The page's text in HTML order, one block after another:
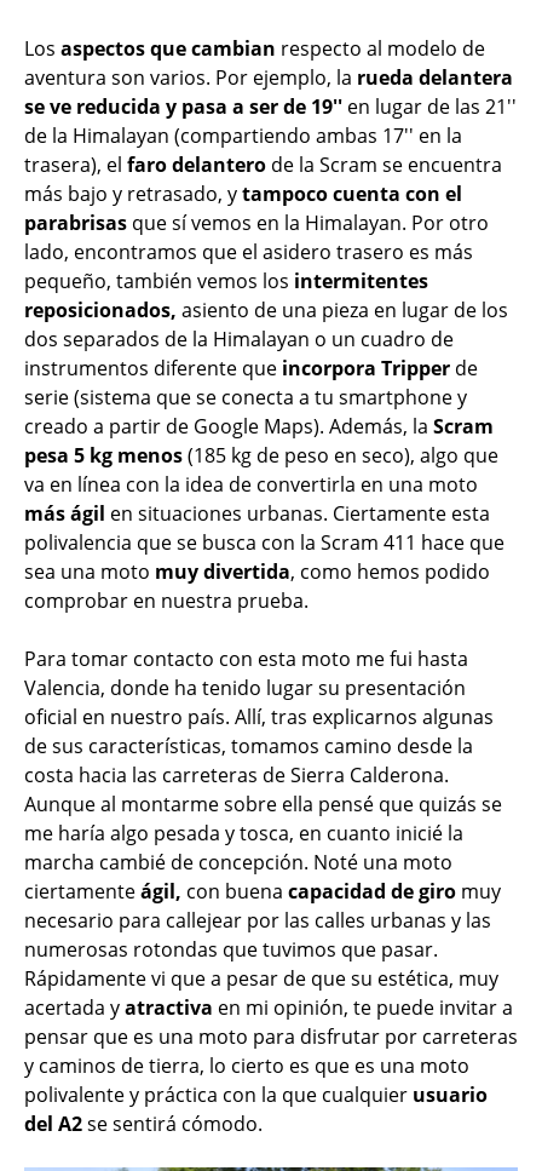
Los aspectos que cambian respecto al modelo de
aventura son varios. Por ejemplo, la rueda delantera
se ve reducida y pasa a ser de 19'' en lugar de las 21''
de la Himalayan (compartiendo ambas 17'' en la
trasera), el faro delantero de la Scram se encuentra
más bajo y retrasado, ytampoco cuenta con el
parabrisas que sí vemos en la Himalayan. Por otro
lado, encontramos que el asidero trasero es más
pequeño, también vemos los intermitentes
reposicionados, asiento de una pieza en lugar de los
dos separados de la Himalayan o un cuadro de
instrumentos diferente que incorpora Tripper de
serie (sistema que se conecta a tu smartphone y
creado a partir de Google Maps). Además, la Scram
pesa 5 kg menos(185 kg de peso en seco), algo que
va en línea con la idea de convertirla en una moto
más ágil en situaciones urbanas. Ciertamente esta
polivalencia que se busca con la Scram 411 hace que
sea una moto muy divertida, como hemos podido
comprobar en nuestra prueba.
Para tomar contacto con esta moto me fui hasta
Valencia, donde ha tenido lugar su presentación
oficial en nuestro país. Allí, tras explicarnos algunas
de sus características, tomamos camino desde la
costa hacia las carreteras de Sierra Calderona.
Aunque al montarme sobre ella pensé que quizás se
me haría algo pesada y tosca, en cuanto inicié la
marcha cambié de concepción. Noté una moto
ciertamenteágil, con buena capacidad de giro muy
necesario para callejear por las calles urbanas y las
numerosas rotondas que tuvimos que pasar.
Rápidamente vi que a pesar de que su estética, muy
acertada yatractiva en mi opinión, te puede invitar a
pensar que es una moto para disfrutar por carreteras
y caminos de tierra, lo cierto es que es una moto
polivalente y práctica con la que cualquier usuario
del A2se sentirá cómodo.